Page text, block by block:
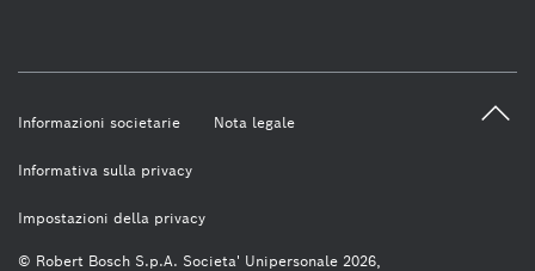
© Robert Bosch S.p.A. Societa' Unipersonale 2026,
Informazioni societarie Nota legale
Informativa sulla privacy
Impostazioni della privacy